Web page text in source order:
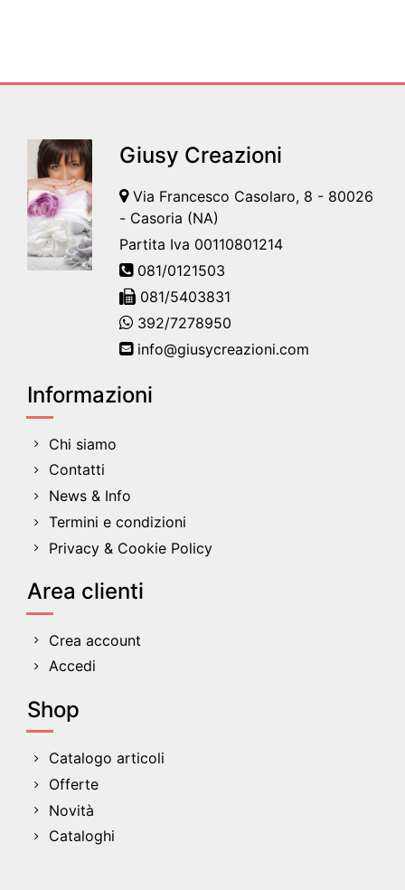
Giusy Creazioni
Via Francesco Casolaro, 8 - 80026
- Casoria (NA)
Partita Iva 00110801214
081/0121503
081/5403831
392/7278950
info@giusycreazioni.com
Informazioni
Chi siamo
Contatti
News & Info
Termini e condizioni
Privacy & Cookie Policy
Area clienti
Crea account
Accedi
Shop
Catalogo articoli
Offerte
Novità
Cataloghi